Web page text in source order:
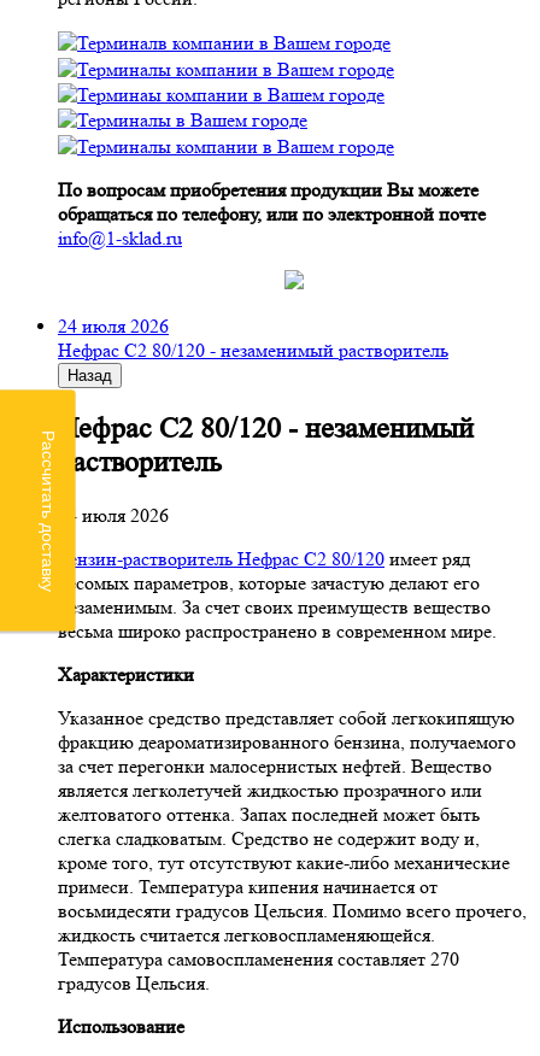
По вопросам приобретения продукции Вы можете
обращаться по телефону, или по электронной почте
info@1-sklad.ru
24 июля 2026
Нефрас С2 80/120 - незаменимый растворитель
Назад
Нефрас С2 80/120 - незаменимый
растворитель
24 июля 2026
Бензин-растворитель Нефрас С2 80/120 имеет ряд
весомых параметров, которые зачастую делают его
незаменимым. За счет своих преимуществ вещество
весьма широко распространено в современном мире.
Характеристики
Указанное средство представляет собой легкокипящую
фракцию деароматизированного бензина, получаемого
за счет перегонки малосернистых нефтей. Вещество
является легколетучей жидкостью прозрачного или
желтоватого оттенка. Запах последней может быть
слегка сладковатым. Средство не содержит воду и,
кроме того, тут отсутствуют какие-либо механические
примеси. Температура кипения начинается от
восьмидесяти градусов Цельсия. Помимо всего прочего,
жидкость считается легковоспламеняющейся.
Температура самовоспламенения составляет 270
градусов Цельсия.
Использование
Рассчитать доставку